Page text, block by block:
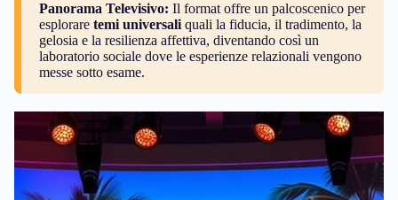
Panorama Televisivo: Il format offre un palcoscenico per
esplorare temi universali quali la fiducia, il tradimento, la
gelosia e la resilienza affettiva, diventando così un
laboratorio sociale dove le esperienze relazionali vengono
messe sotto esame.